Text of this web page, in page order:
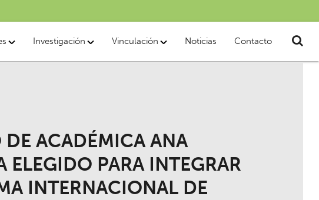
Investigación Vinculación Noticias Contacto
DE ACADÉMICA ANA
ELEGIDO PARA INTEGRAR
INTERNACIONAL DE